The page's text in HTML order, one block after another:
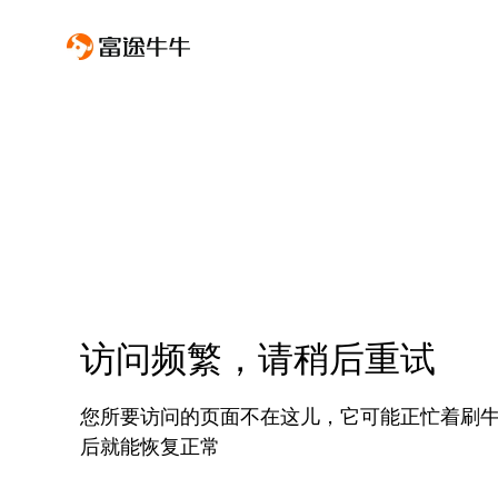
访问频繁，请稍后重试
您所要访问的页面不在这儿，它可能正忙着刷
后就能恢复正常